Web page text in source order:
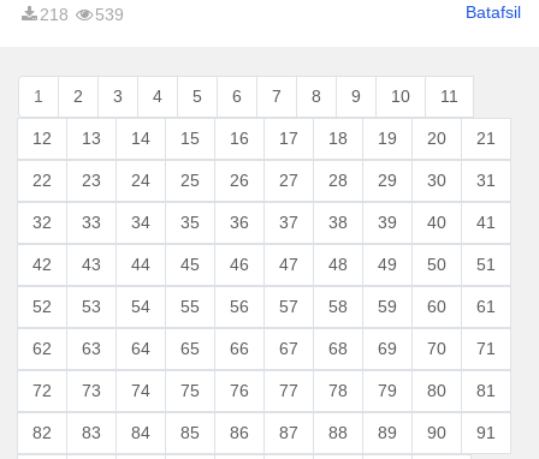
218 539 Batafsil
1 2 3 4 5 6 7 8 9 10 11
12 13 14 15 16 17 18 19 20 21
22 23 24 25 26 27 28 29 30 31
32 33 34 35 36 37 38 39 40 41
42 43 44 45 46 47 48 49 50 51
52 53 54 55 56 57 58 59 60 61
62 63 64 65 66 67 68 69 70 71
72 73 74 75 76 77 78 79 80 81
82 83 84 85 86 87 88 89 90 91